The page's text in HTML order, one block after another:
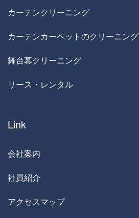
カーテンクリーニング
カーテンカーペットのクリーニング
舞台幕クリーニング
リース・レンタル
Link
会社案内
社員紹介
アクセスマップ